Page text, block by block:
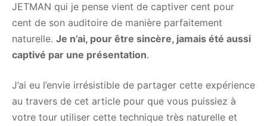
JETMAN qui je pense vient de captiver cent pour
cent de son auditoire de manière parfaitement
naturelle. Je n’ai, pour être sincère, jamais été aussi
captivé par une présentation.
J’ai eu l’envie irrésistible de partager cette expérience
au travers de cet article pour que vous puissiez à
votre tour utiliser cette technique très naturelle et